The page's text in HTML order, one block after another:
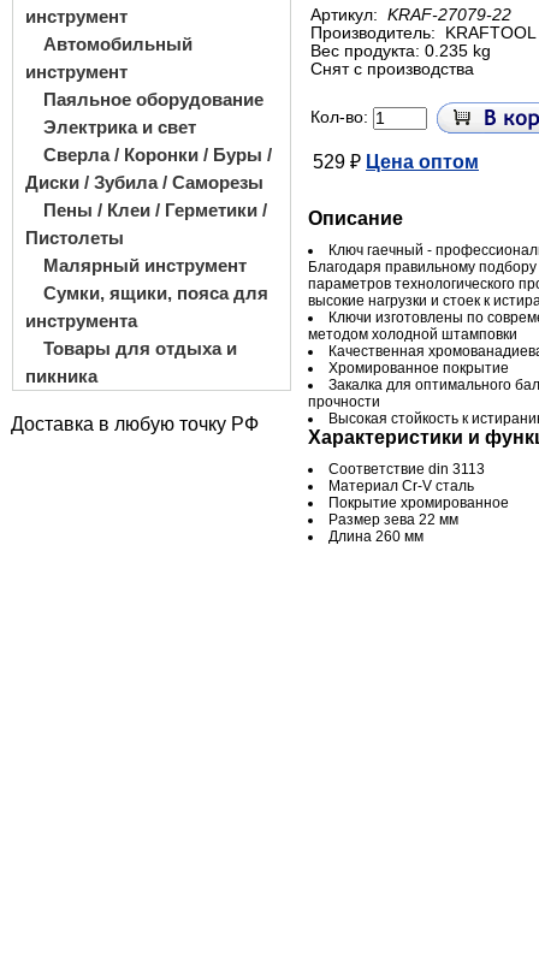
инструмент
Автомобильный
инструмент
Паяльное оборудование
Электрика и свет
Сверла / Коронки / Буры /
Диски / Зубила / Саморезы
Пены / Клеи / Герметики /
Пистолеты
Малярный инструмент
Сумки, ящики, пояса для
инструмента
Товары для отдыха и
пикника
Доставка в любую точку РФ
Артикул: KRAF-27079-22
Производитель:
KRAFTOOL
Вес продукта: 0.235 kg
Снят с производства
Кол-во:
529 ₽ Цена оптом
Описание
Ключ гаечный -
Благодаря правильному
параметров технологического
высокие нагрузки и стоек к
Ключи изготовлены по
методом холодной штамповки
Качественная
Хромированное покрытие
Закалка для оптимального
прочности
Высокая стойкость к
Характеристики и
Соответствие din 3113
Материал Cr-V сталь
Покрытие хромированное
Размер зева 22 мм
Длина 260 мм